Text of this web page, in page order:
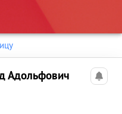
Адольфович